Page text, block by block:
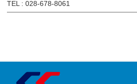
TEL : 028-678-8061